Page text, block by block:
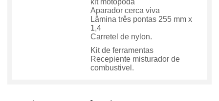
kit motopoda
Aparador cerca viva
Lâmina três pontas 255 mm x
1,4
Carretel de nylon.
Kit de ferramentas
Recepiente misturador de
combustivel.